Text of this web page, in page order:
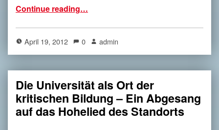
Continue reading…
April 19, 2012 0 admin
Die Universität als Ort der
kritischen Bildung – Ein Abgesang
auf das Hohelied des Standorts